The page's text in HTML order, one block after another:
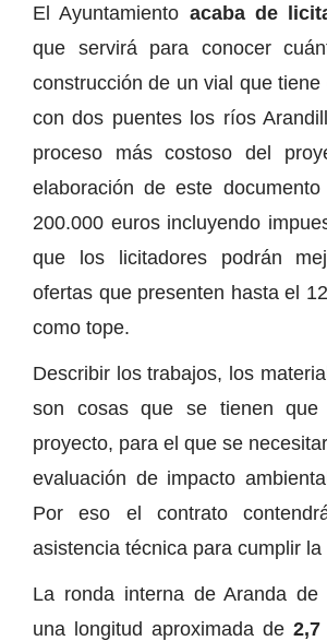
El Ayuntamiento acaba de
que servirá para conocer
construcción de un vial que tiene
con dos puentes los ríos
proceso más costoso del
elaboración de este
200.000 euros incluyendo
que los licitadores podrán
ofertas que presenten hasta el
como tope.
Describir los trabajos, los
son cosas que se tienen
proyecto, para el que se
evaluación de impacto
Por eso el contrato
asistencia técnica para cumplir la
La ronda interna de Aranda de
una longitud aproximada de